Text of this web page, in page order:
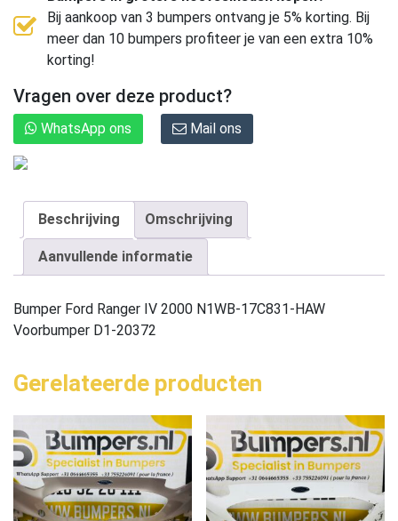
Bij aankoop van 3 bumpers ontvang je 5% korting. Bij
meer dan 10 bumpers profiteer je van een extra 10%
korting!
Vragen over deze product?
WhatsApp ons Mail ons
Beschrijving Omschrijving
Aanvullende informatie
Bumper Ford Ranger IV 2000 N1WB-17C831-HAW
Voorbumper D1-20372
Gerelateerde producten